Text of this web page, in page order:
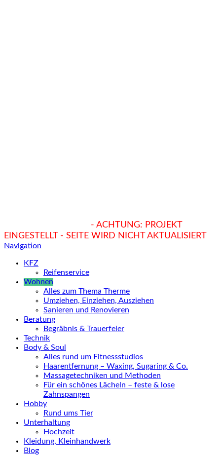
- ACHTUNG: PROJEKT
EINGESTELLT - SEITE WIRD NICHT AKTUALISIERT
Navigation
KFZ
Reifenservice
Wohnen
Alles zum Thema Therme
Umziehen, Einziehen, Ausziehen
Sanieren und Renovieren
Beratung
Begräbnis & Trauerfeier
Technik
Body & Soul
Alles rund um Fitnessstudios
Haarentfernung – Waxing, Sugaring & Co.
Massagetechniken und Methoden
Für ein schönes Lächeln – feste & lose
Zahnspangen
Hobby
Rund ums Tier
Unterhaltung
Hochzeit
Kleidung, Kleinhandwerk
Blog